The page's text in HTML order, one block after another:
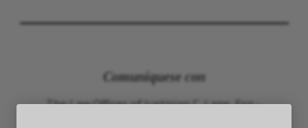
Comuníquese con
The Law Offices of Justinian C. Lane, Esq –